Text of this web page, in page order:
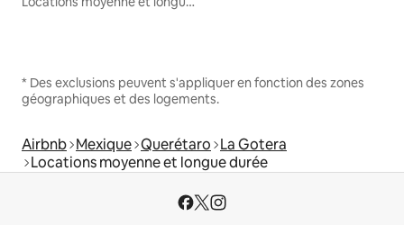
* Des exclusions peuvent s'appliquer en fonction des zones
géographiques et des logements.
Airbnb Mexique Querétaro La Gotera
Locations moyenne et longue durée